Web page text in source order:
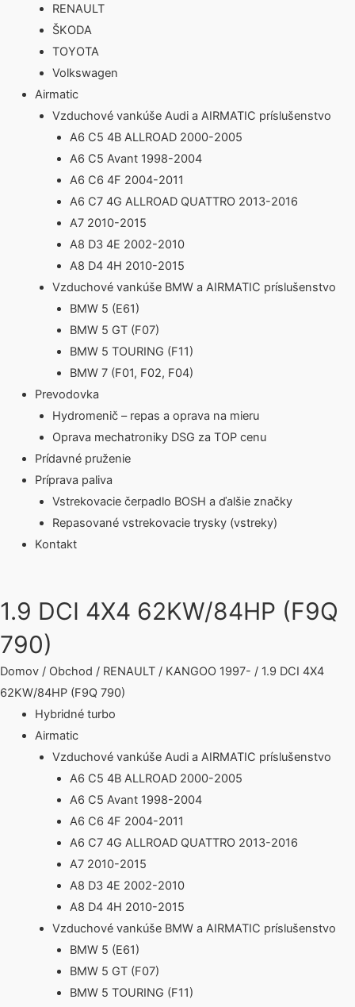
RENAULT
ŠKODA
TOYOTA
Volkswagen
Airmatic
Vzduchové vankúše Audi a AIRMATIC príslušenstvo
A6 C5 4B ALLROAD 2000-2005
A6 C5 Avant 1998-2004
A6 C6 4F 2004-2011
A6 C7 4G ALLROAD QUATTRO 2013-2016
A7 2010-2015
A8 D3 4E 2002-2010
A8 D4 4H 2010-2015
Vzduchové vankúše BMW a AIRMATIC príslušenstvo
BMW 5 (E61)
BMW 5 GT (F07)
BMW 5 TOURING (F11)
BMW 7 (F01, F02, F04)
Prevodovka
Hydromenič – repas a oprava na mieru
Oprava mechatroniky DSG za TOP cenu
Prídavné pruženie
Príprava paliva
Vstrekovacie čerpadlo BOSH a ďalšie značky
Repasované vstrekovacie trysky (vstreky)
Kontakt
1.9 DCI 4X4 62KW/84HP (F9Q
790)
Domov / Obchod / RENAULT / KANGOO 1997- / 1.9 DCI 4X4
62KW/84HP (F9Q 790)
Hybridné turbo
Airmatic
Vzduchové vankúše Audi a AIRMATIC príslušenstvo
A6 C5 4B ALLROAD 2000-2005
A6 C5 Avant 1998-2004
A6 C6 4F 2004-2011
A6 C7 4G ALLROAD QUATTRO 2013-2016
A7 2010-2015
A8 D3 4E 2002-2010
A8 D4 4H 2010-2015
Vzduchové vankúše BMW a AIRMATIC príslušenstvo
BMW 5 (E61)
BMW 5 GT (F07)
BMW 5 TOURING (F11)